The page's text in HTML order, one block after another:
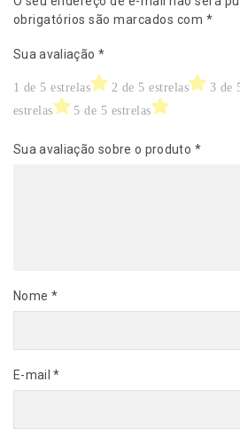
0
0
0
1
e
-
O
I
G
I
A
obrigatórios são marcados com *
Sua avaliação *
1 de 5 estrelas 2 de 5 estrelas 3 de
estrelas
5 de 5 estrelas
Sua avaliação sobre o produto *
Nome *
E-mail*